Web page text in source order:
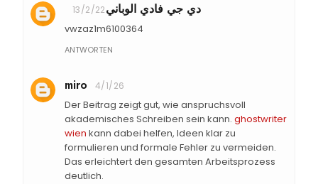
دي جي فادي الوباني13/2/22
vwzaz1m6100364
ANTWORTEN
miro 4/1/26
Der Beitrag zeigt gut, wie anspruchsvoll
akademisches Schreiben sein kann. ghostwriter
wien kann dabei helfen, Ideen klar zu
formulieren und formale Fehler zu vermeiden.
Das erleichtert den gesamten Arbeitsprozess
deutlich.